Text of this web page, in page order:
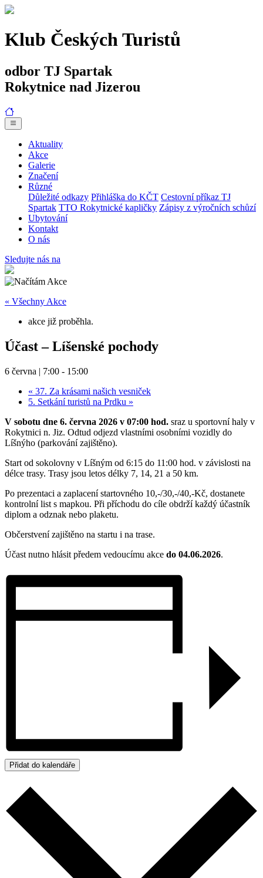
Klub Českých Turistů
odbor TJ Spartak
Rokytnice nad Jizerou
Aktuality
Akce
Galerie
Značení
Různé
Důležité odkazy Přihláška do KČT Cestovní příkaz TJ
Spartak TTO Rokytnické kapličky Zápisy z výročních schůzí
Ubytování
Kontakt
O nás
Sledujte nás na
« Všechny Akce
akce již proběhla.
Účast – Líšenské pochody
6 června | 7:00 - 15:00
« 37. Za krásami našich vesniček
5. Setkání turistů na Prdku »
V sobotu dne 6. června 2026 v 07:00 hod. sraz u sportovní haly v
Rokytnici n. Jiz. Odtud odjezd vlastními osobními vozidly do
Líšnýho (parkování zajištěno).
Start od sokolovny v Líšným od 6:15 do 11:00 hod. v závislosti na
délce trasy. Trasy jsou letos délky 7, 14, 21 a 50 km.
Po prezentaci a zaplacení startovného 10,-/30,-/40,-Kč, dostanete
kontrolní list s mapkou. Při příchodu do cíle obdrží každý účastník
diplom a odznak nebo plaketu.
Občerstvení zajištěno na startu i na trase.
Účast nutno hlásit předem vedoucímu akce do 04.06.2026.
Přidat do kalendáře